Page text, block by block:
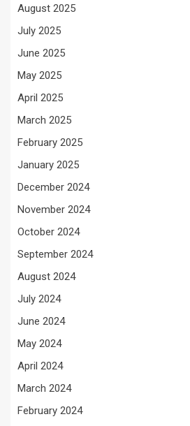
August 2025
July 2025
June 2025
May 2025
April 2025
March 2025
February 2025
January 2025
December 2024
November 2024
October 2024
September 2024
August 2024
July 2024
June 2024
May 2024
April 2024
March 2024
February 2024